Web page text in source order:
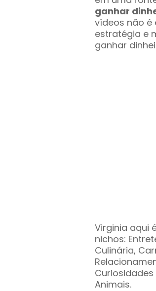
ganhar
vídeos não é
estratégia e
ganhar
Virginia aqui
nichos:
Culinária,
Animais.